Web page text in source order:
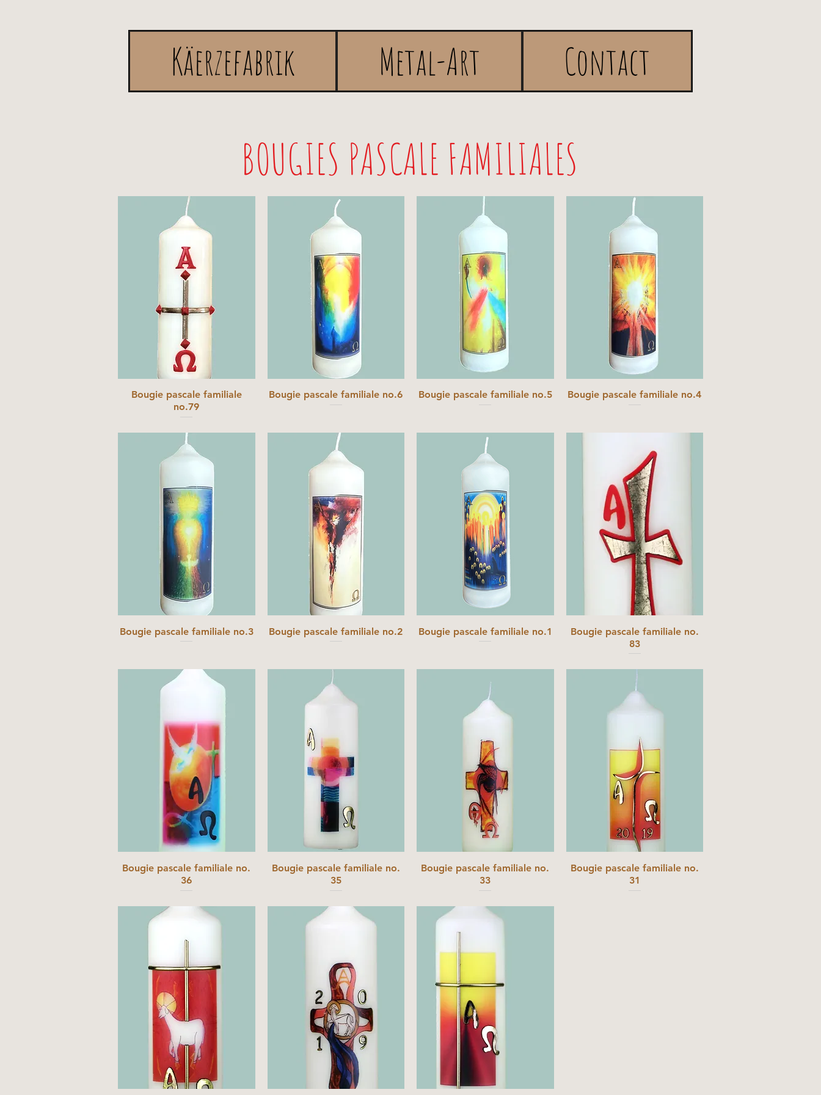
Käerzefabrik Metal-Art Contact
BOUGIES PASCALE FAMILIALES
Bougie pascale familiale
no.79
Bougie pascale familiale no.6 Bougie pascale familiale no.5 Bougie pascale familiale no.4
Bougie pascale familiale no.3 Bougie pascale familiale no.2 Bougie pascale familiale no.1
Bougie pascale familiale no.
83
Bougie pascale familiale no.
36
Bougie pascale familiale no.
35
Bougie pascale familiale no.
33
Bougie pascale familiale no.
31